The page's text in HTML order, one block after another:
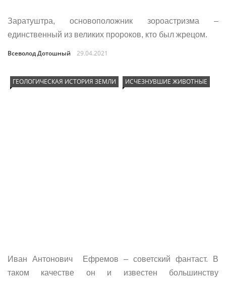
Заратуштра, основоположник зороастризма –
единственный из великих пророков, кто был жрецом.
Всеволод Дотошный 29.04.2021
ГЕОЛОГИЧЕСКАЯ ИСТОРИЯ ЗЕМЛИ ИСЧЕЗНУВШИЕ ЖИВОТНЫЕ
Иван Антонович Ефремов – советский фантаст. В
таком качестве он и известен большинству